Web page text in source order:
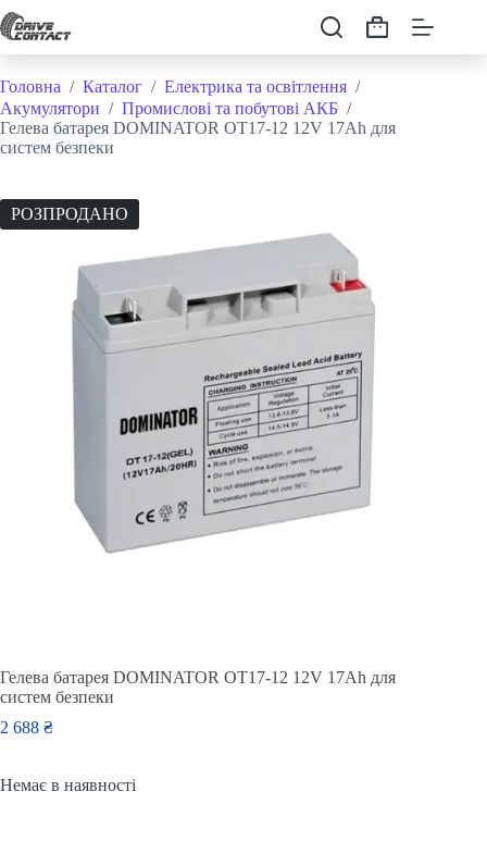
Перейти
до
Кошик
Головна / Каталог / Електрика та освітлення /
Акумулятори / Промислові та побутові АКБ /
Гелева батарея DOMINATOR OT17-12 12V 17Ah для
систем безпеки
РОЗПРОДАНО
Гелева батарея DOMINATOR OT17-12 12V 17Ah для
систем безпеки
2 688 ₴
Немає в наявності